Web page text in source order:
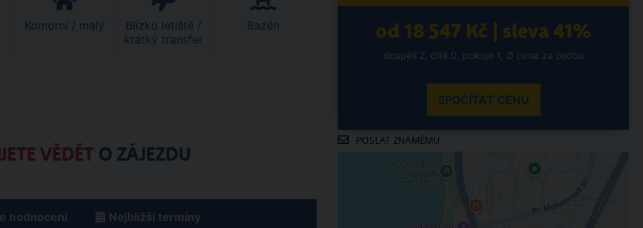
Komorní / malý
Blízko letiště /
krátký transfer
Bazén
VĚDĚT O ZÁJEZDU
hodnocení Nejbližší termíny
od 18 547 Kč | sleva 41%
dospělí 2, dítě 0, pokoje 1, Ø cena za osobu
SPOČÍTAT CENU
POSLAT ZNÁMÉMU